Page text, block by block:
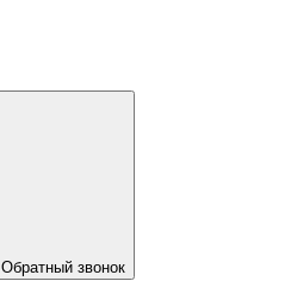
Обратный звонок